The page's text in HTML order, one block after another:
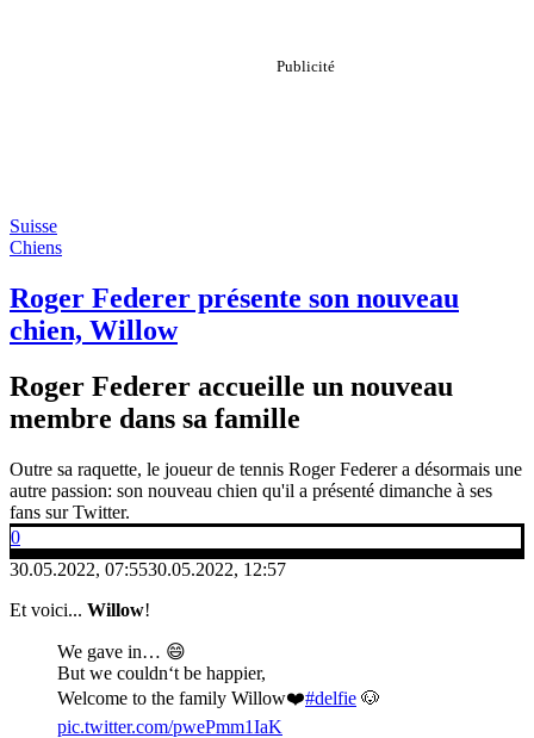
Suisse
Chiens
Roger Federer présente son nouveau
chien, Willow
Roger Federer accueille un nouveau
membre dans sa famille
Outre sa raquette, le joueur de tennis Roger Federer a désormais une
autre passion: son nouveau chien qu'il a présenté dimanche à ses
fans sur Twitter.
0
30.05.2022, 07:5530.05.2022, 12:57
Et voici... Willow!
We gave in… 😄
But we couldn‘t be happier,
Welcome to the family Willow❤️#delfie 🐶
pic.twitter.com/pwePmm1IaK